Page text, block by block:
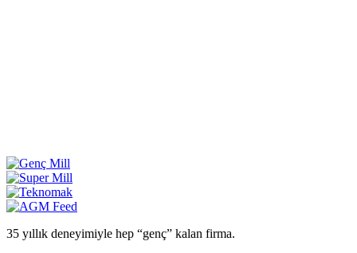
35 yıllık deneyimiyle hep “genç” kalan firma.